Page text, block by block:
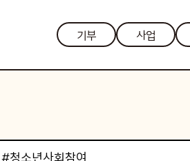
기부 사업